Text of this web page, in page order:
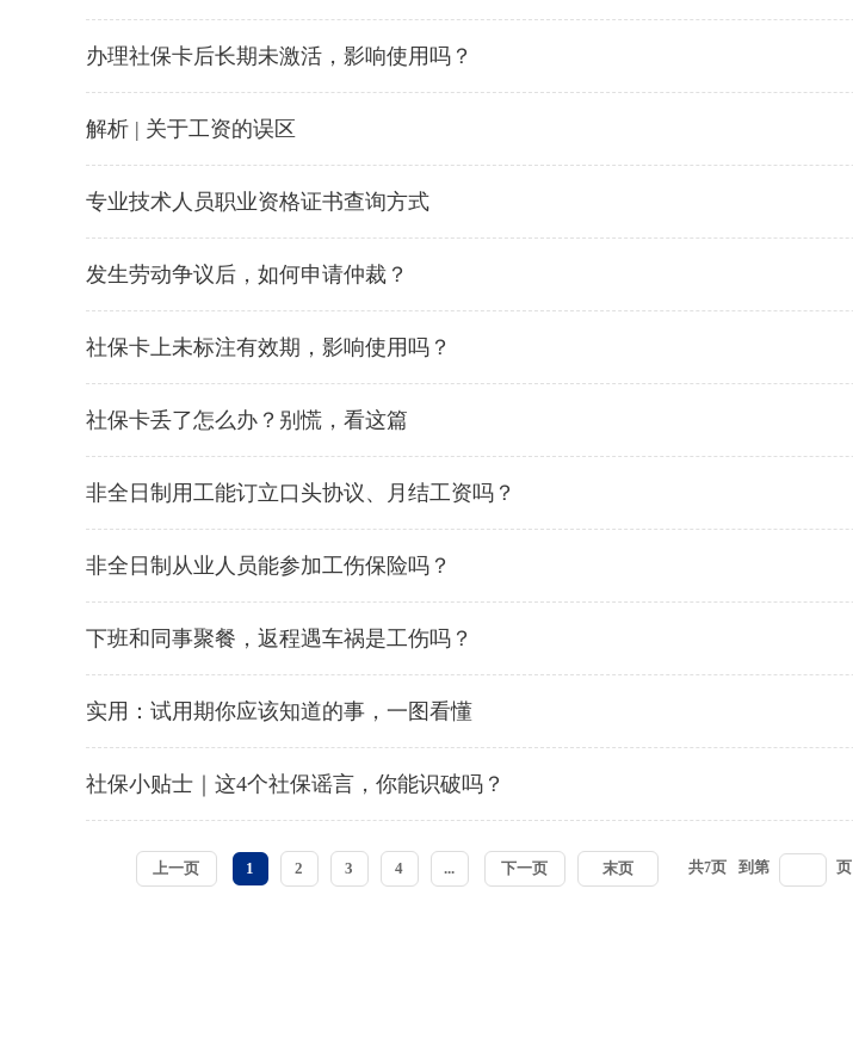
办理社保卡后长期未激活，影响使用吗？
解析 | 关于工资的误区
专业技术人员职业资格证书查询方式
发生劳动争议后，如何申请仲裁？
社保卡上未标注有效期，影响使用吗？
社保卡丢了怎么办？别慌，看这篇
非全日制用工能订立口头协议、月结工资吗？
非全日制从业人员能参加工伤保险吗？
下班和同事聚餐，返程遇车祸是工伤吗？
实用：试用期你应该知道的事，一图看懂
社保小贴士｜这4个社保谣言，你能识破吗？
上一页 1 2 3 4 ... 下一页 末页 共7页 到第 页